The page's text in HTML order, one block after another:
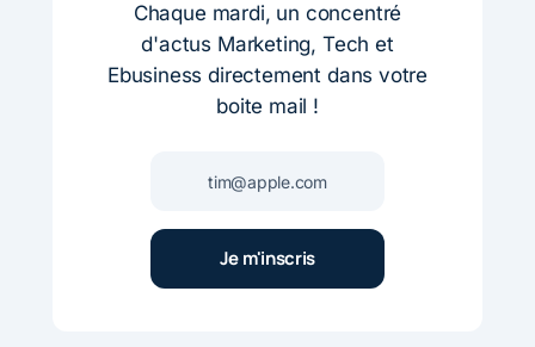
Chaque mardi, un concentré
d'actus Marketing, Tech et
Ebusiness directement dans votre
boite mail !